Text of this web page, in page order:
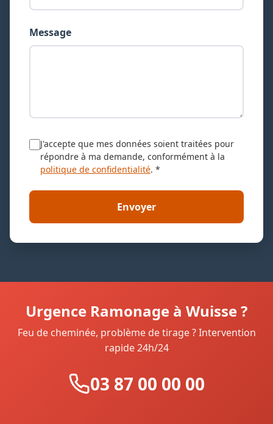
Message
J'accepte que mes données soient traitées pour
répondre à ma demande, conformément à la
politique de confidentialité. *
Envoyer
Urgence Ramonage à Wuisse ?
Feu de cheminée, problème de tirage ? Intervention
rapide 24h/24
03 87 00 00 00